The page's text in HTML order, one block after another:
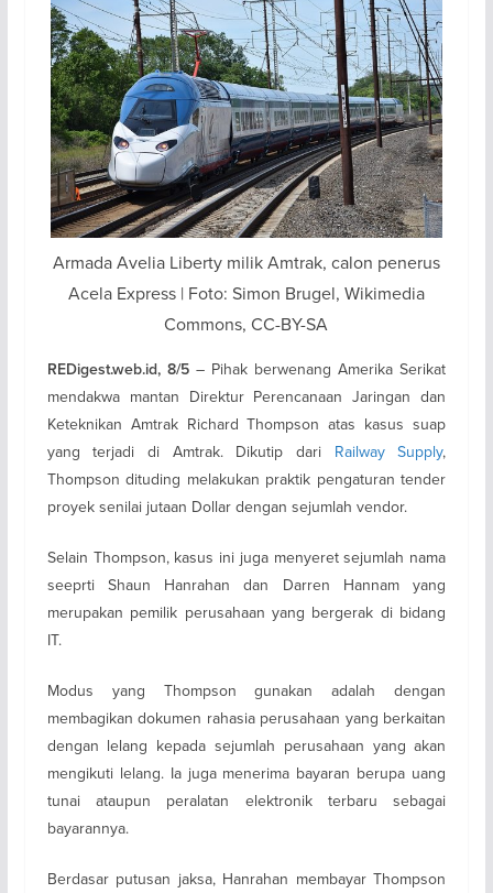
Armada Avelia Liberty milik Amtrak, calon penerus
Acela Express | Foto: Simon Brugel, Wikimedia
Commons, CC-BY-SA
REDigest.web.id, 8/5– Pihak berwenang Amerika Serikat
mendakwa mantan Direktur Perencanaan Jaringan dan
Keteknikan Amtrak Richard Thompson atas kasus suap
yang terjadi di Amtrak. Dikutip dari Railway Supply,
Thompson dituding melakukan praktik pengaturan tender
proyek senilai jutaan Dollar dengan sejumlah vendor.
Selain Thompson, kasus ini juga menyeret sejumlah nama
seeprti Shaun Hanrahan dan Darren Hannam yang
merupakan pemilik perusahaan yang bergerak di bidang
IT.
Modus yang Thompson gunakan adalah dengan
membagikan dokumen rahasia perusahaan yang berkaitan
dengan lelang kepada sejumlah perusahaan yang akan
mengikuti lelang. Ia juga menerima bayaran berupa uang
tunai ataupun peralatan elektronik terbaru sebagai
bayarannya.
Berdasar putusan jaksa, Hanrahan membayar Thompson